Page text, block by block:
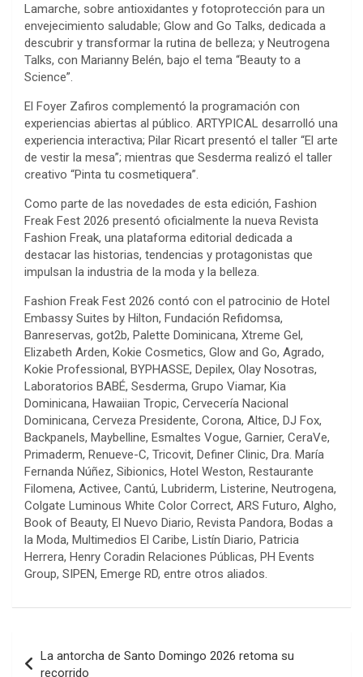
Lamarche, sobre antioxidantes y fotoprotección para un
envejecimiento saludable; Glow and Go Talks, dedicada a
descubrir y transformar la rutina de belleza; y Neutrogena
Talks, con Marianny Belén, bajo el tema “Beauty to a
Science”.
El Foyer Zafiros complementó la programación con
experiencias abiertas al público. ARTYPICAL desarrolló una
experiencia interactiva; Pilar Ricart presentó el taller “El arte
de vestir la mesa”; mientras que Sesderma realizó el taller
creativo “Pinta tu cosmetiquera”.
Como parte de las novedades de esta edición, Fashion
Freak Fest 2026 presentó oficialmente la nueva Revista
Fashion Freak, una plataforma editorial dedicada a
destacar las historias, tendencias y protagonistas que
impulsan la industria de la moda y la belleza.
Fashion Freak Fest 2026 contó con el patrocinio de Hotel
Embassy Suites by Hilton, Fundación Refidomsa,
Banreservas, got2b, Palette Dominicana, Xtreme Gel,
Elizabeth Arden, Kokie Cosmetics, Glow and Go, Agrado,
Kokie Professional, BYPHASSE, Depilex, Olay Nosotras,
Laboratorios BABÉ, Sesderma, Grupo Viamar, Kia
Dominicana, Hawaiian Tropic, Cervecería Nacional
Dominicana, Cerveza Presidente, Corona, Altice, DJ Fox,
Backpanels, Maybelline, Esmaltes Vogue, Garnier, CeraVe,
Primaderm, Renueve-C, Tricovit, Definer Clinic, Dra. María
Fernanda Núñez, Sibionics, Hotel Weston, Restaurante
Filomena, Activee, Cantú, Lubriderm, Listerine, Neutrogena,
Colgate Luminous White Color Correct, ARS Futuro, Algho,
Book of Beauty, El Nuevo Diario, Revista Pandora, Bodas a
la Moda, Multimedios El Caribe, Listín Diario, Patricia
Herrera, Henry Coradin Relaciones Públicas, PH Events
Group, SIPEN, Emerge RD, entre otros aliados.
de
La antorcha de Santo Domingo 2026 retoma su
recorrido